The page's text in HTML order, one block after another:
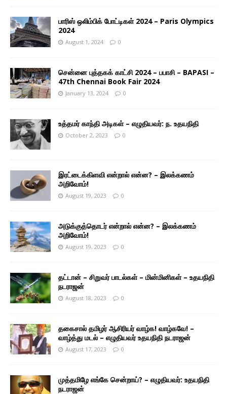
பாரிஸ் ஒலிம்பிக் போட்டிகள் 2024 – Paris Olympics
2024
August 1, 2024 0
சென்னை புத்தகக் காட்சி 2024 – பபாசி – BAPASI –
47th Chennai Book Fair 2024
January 13, 2024 0
உத்தமர் காந்தி அடிகள் – எழுதியவர்: ந. உதயநிதி
October 2, 2023 0
இரட்டைக்கிளவி என்றால் என்ன? – இலக்கணம்
அறிவோம்!
August 19, 2023 0
அடுக்குத்தொடர் என்றால் என்ன? – இலக்கணம்
அறிவோம்!
August 19, 2023 0
தட்டான் – சிறுவர் பாடல்கள் – மின்மினிகள் – உதயநிதி
நடராஜன்
August 18, 2023 0
தகைசால் தமிழர் ஆசிரியர் வாழ்க! வாழ்கவே! –
வாழ்த்து மடல் – எழுதியவர் உதயநிதி நடராஜன்
August 17, 2023 0
முத்தமிழே எங்கே சென்றாய்? – எழுதியவர்: உதயநிதி
நடராஜன்